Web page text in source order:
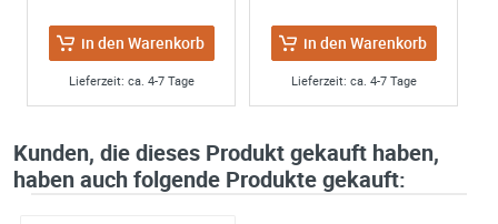
in den Warenkorb
Lieferzeit: ca. 4-7 Tage
in den Warenkorb
Lieferzeit: ca. 4-7 Tage
Kunden, die dieses Produkt gekauft haben,
haben auch folgende Produkte gekauft: